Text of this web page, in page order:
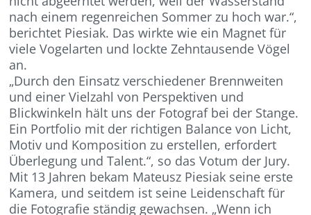
nach einem regenreichen Sommer zu hoch war.“,
berichtet Piesiak. Das wirkte wie ein Magnet für
viele Vogelarten und lockte Zehntausende Vögel
an.
„Durch den Einsatz verschiedener Brennweiten
und einer Vielzahl von Perspektiven und
Blickwinkeln hält uns der Fotograf bei der Stange.
Ein Portfolio mit der richtigen Balance von Licht,
Motiv und Komposition zu erstellen, erfordert
Überlegung und Talent.“, so das Votum der Jury.
Mit 13 Jahren bekam Mateusz Piesiak seine erste
Kamera, und seitdem ist seine Leidenschaft für
die Fotografie ständig gewachsen. „Wenn ich